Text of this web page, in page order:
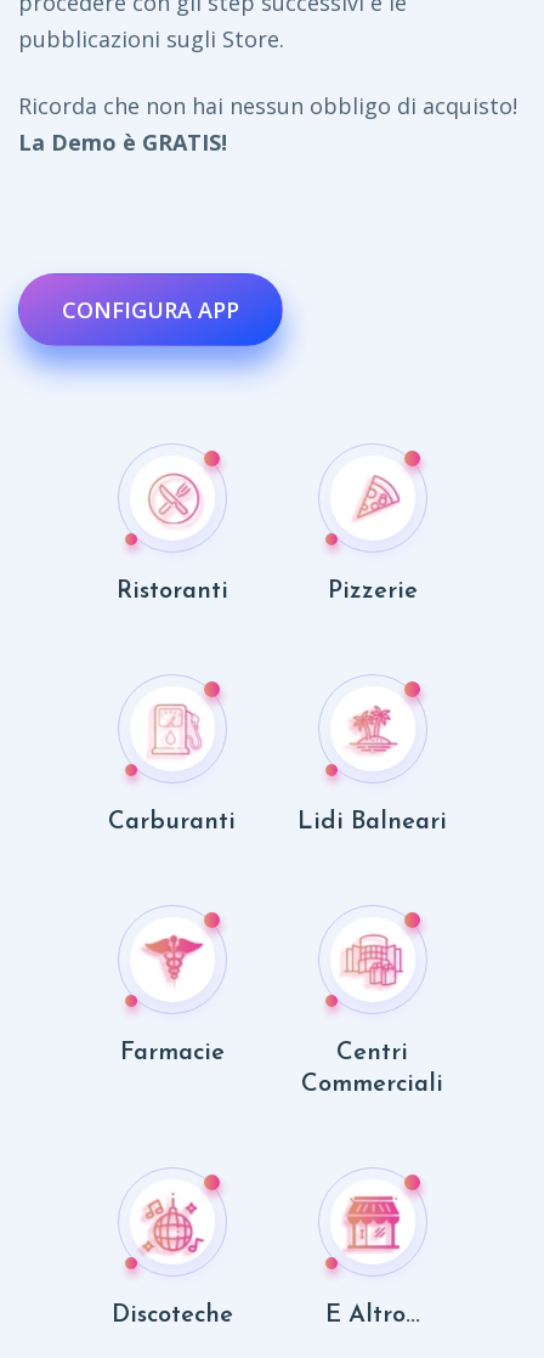
pubblicazioni sugli Store.
Ricorda che non hai nessun obbligo di acquisto!
La Demo è GRATIS!
CONFIGURA APP
Ristoranti Pizzerie
Carburanti Lidi Balneari
Farmacie
Centri
Commerciali
Discoteche E Altro...